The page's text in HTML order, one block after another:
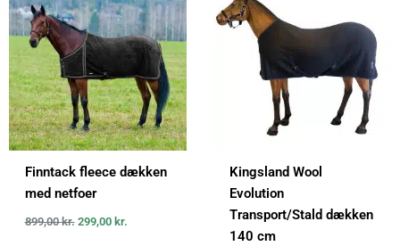
Finntack fleece dækken
med netfoer
899,00kr.
var:
899,00 kr..
299,00 kr.
er:
299,00 kr..
Kingsland Wool
Evolution
Transport/Stald dækken
140 cm
1.999,95 kr..699,95 kr..